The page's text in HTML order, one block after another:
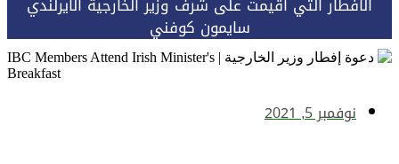
سايمون كوفني
نوفمبر 5, 2021